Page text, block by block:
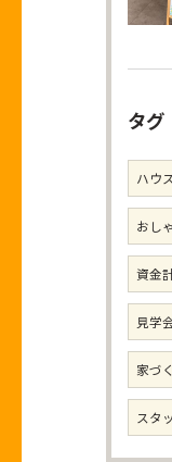
タグ
ハウ
おし
資金
見学
家づ
スタ